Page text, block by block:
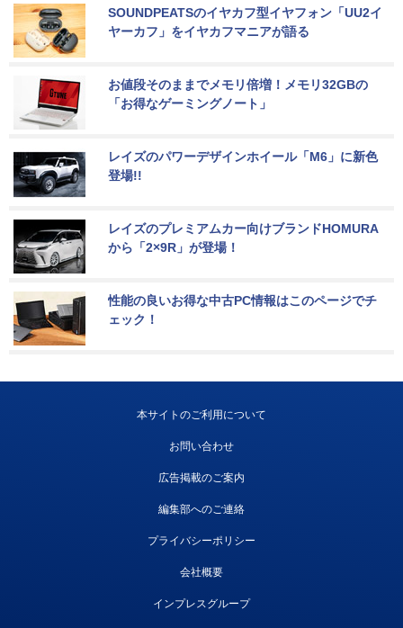
SOUNDPEATSのイヤカフ型イヤフォン「UU2イ
ヤーカフ」をイヤカフマニアが語る
お値段そのままでメモリ倍増！メモリ32GBの
「お得なゲーミングノート」
レイズのパワーデザインホイール「M6」に新色
登場!!
レイズのプレミアムカー向けブランドHOMURA
から「2×9R」が登場！
性能の良いお得な中古PC情報はこのページでチ
ェック！
本サイトのご利用について
お問い合わせ
広告掲載のご案内
編集部へのご連絡
プライバシーポリシー
会社概要
インプレスグループ